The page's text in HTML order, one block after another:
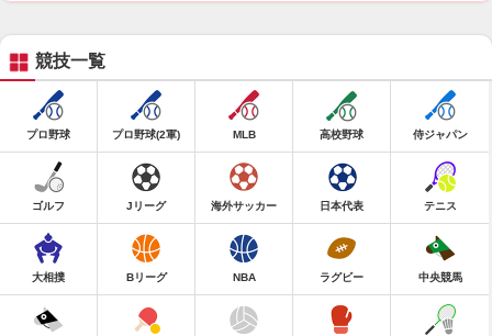
競技一覧
プロ野球 プロ野球(2軍) MLB 高校野球 侍ジャパン
ゴルフ Jリーグ 海外サッカー 日本代表 テニス
大相撲 Bリーグ NBA ラグビー 中央競馬